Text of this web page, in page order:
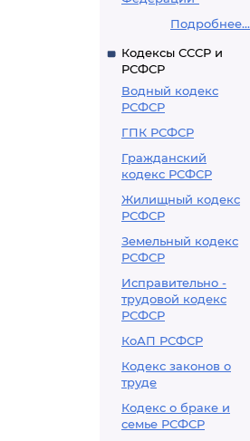
Подробнее...
Кодексы СССР и
РСФСР
Водный кодекс
РСФСР
ГПК РСФСР
Гражданский
кодекс РСФСР
Жилищный кодекс
РСФСР
Земельный кодекс
РСФСР
Исправительно -
трудовой кодекс
РСФСР
КоАП РСФСР
Кодекс законов о
труде
Кодекс о браке и
семье РСФСР